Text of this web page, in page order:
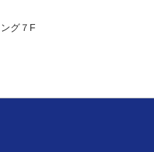
グ７F